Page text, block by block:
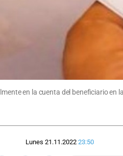
en la cuenta del beneficiario en
Lunes 21.11.2022 23:50